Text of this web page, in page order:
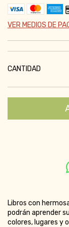
VER MEDIOS DE
CANTIDAD
Libros con
podrán aprender
colores, lugares y